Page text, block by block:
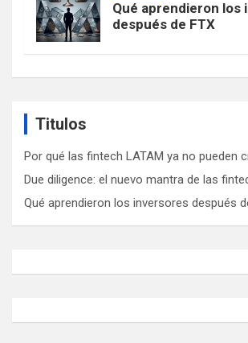
Qué aprendieron los
después de FTX
Titulos
Por qué las fintech LATAM ya no pueden
Due diligence: el nuevo mantra de las
Qué aprendieron los inversores después